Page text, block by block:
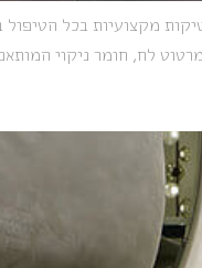
מקצועיות בכל
לח, חומר ניקוי